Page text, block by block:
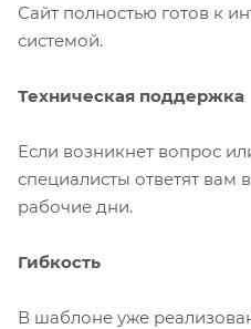
Сайт полностью готов к
системой.
Техническая поддержка
Если возникнет вопрос
специалисты ответят вам
рабочие дни.
Гибкость
В шаблоне уже